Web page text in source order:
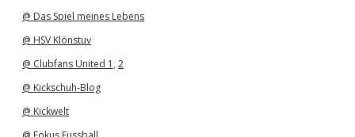
@ Das Spiel meines Lebens
@ HSV Klönstuv
@ Clubfans United 1 , 2
@ Kickschuh-Blog
@ Kickwelt